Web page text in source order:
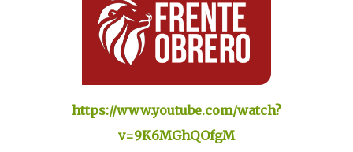
https://www.youtube.com/watch?
v=9K6MGhQOfgM